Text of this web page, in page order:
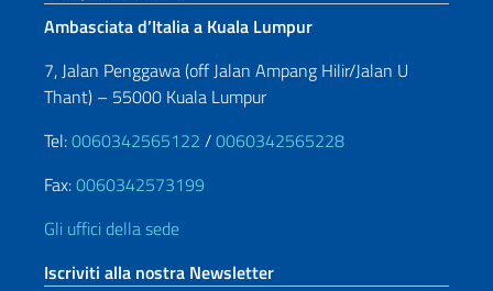
Ambasciata d’Italia a Kuala Lumpur
7, Jalan Penggawa (off Jalan Ampang Hilir/Jalan U
Thant) – 55000 Kuala Lumpur
Tel:0060342565122 /0060342565228
Fax:0060342573199
Gli uffici della sede
Iscriviti alla nostra Newsletter